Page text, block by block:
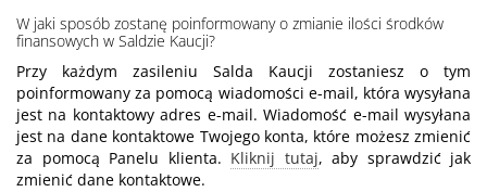
W jaki sposób zostanę poinformowany o zmianie ilości środków
finansowych w Saldzie Kaucji?
Przy każdym zasileniu Salda Kaucji zostaniesz o tym
poinformowany za pomocą wiadomości e-mail, która wysyłana
jest na kontaktowy adres e-mail. Wiadomość e-mail wysyłana
jest na dane kontaktowe Twojego konta, które możesz zmienić
za pomocą Panelu klienta. Kliknij tutaj, aby sprawdzić jak
zmienić dane kontaktowe.